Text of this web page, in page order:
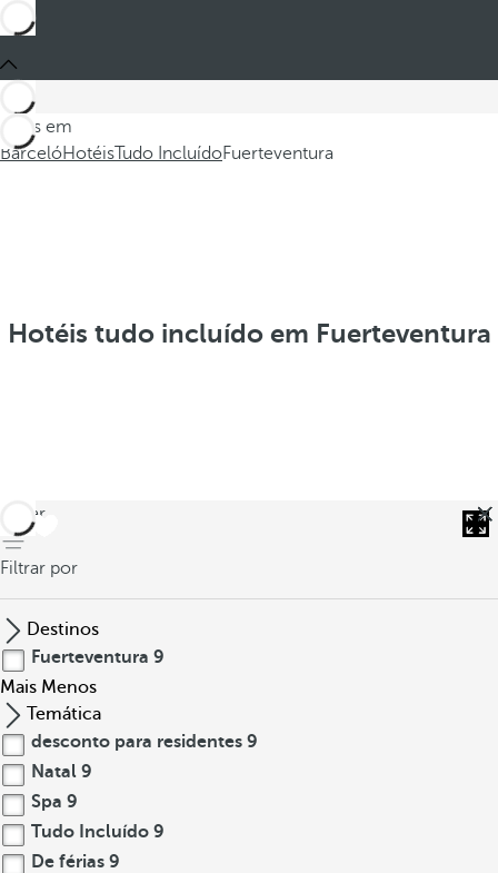
Estes em
BarcelóHotéisTudo IncluídoFuerteventura
Hotéis tudo incluído em Fuerteventura
voltar
Filtrar por
Destinos
Fuerteventura 9
Mais Menos
Temática
desconto para residentes 9
Natal 9
Spa 9
Tudo Incluído 9
De férias 9